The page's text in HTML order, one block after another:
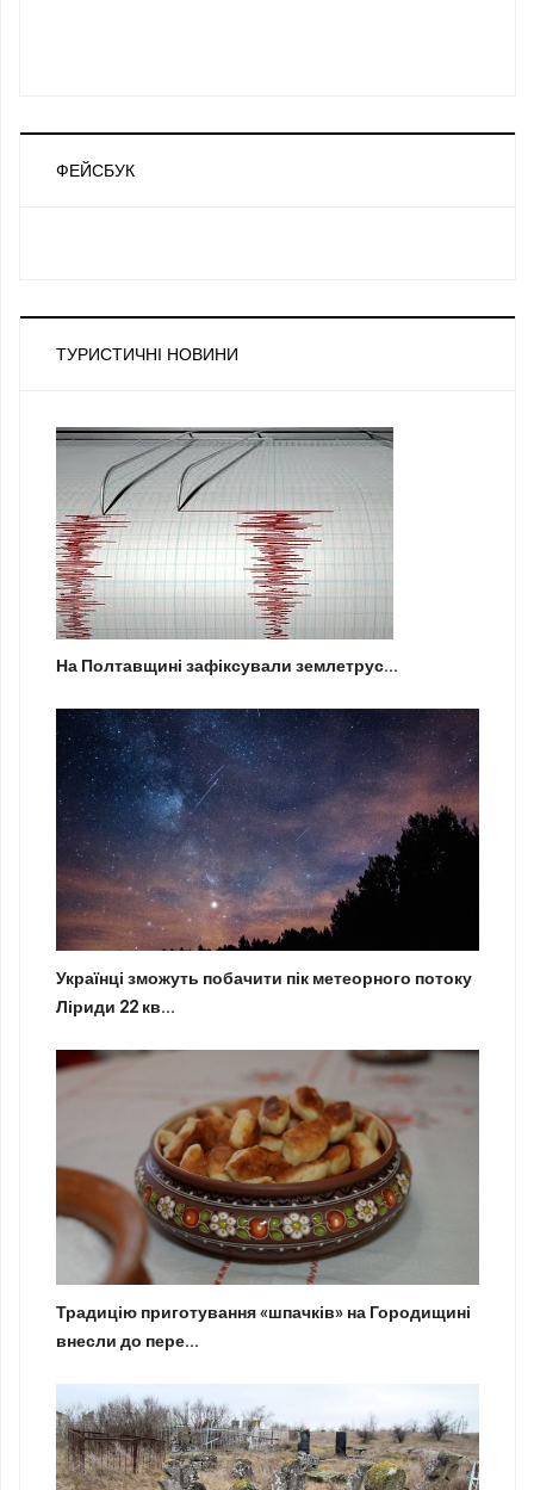
ФЕЙСБУК
ТУРИСТИЧНІ НОВИНИ
На Полтавщині зафіксували землетрус...
Українці зможуть побачити пік метеорного потоку
Ліриди 22 кв...
Традицію приготування «шпачків» на Городищині
внесли до пере...